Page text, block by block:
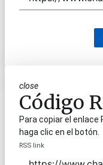
close
Código
Para copiar el enlace
haga clic en el botón.
RSS link